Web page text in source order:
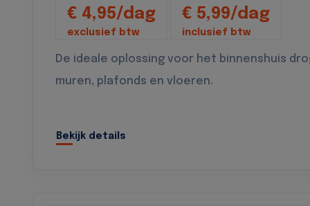
€ 4,95/dag
exclusief btw
€ 5,99/dag
inclusief btw
De ideale oplossing voor het binnenshuis
muren, plafonds en vloeren.
Bekijk details